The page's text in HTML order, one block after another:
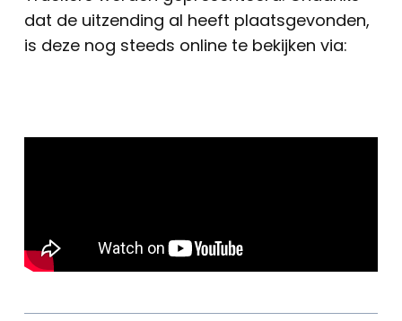
dat de uitzending al heeft plaatsgevonden,
is deze nog steeds online te bekijken via: